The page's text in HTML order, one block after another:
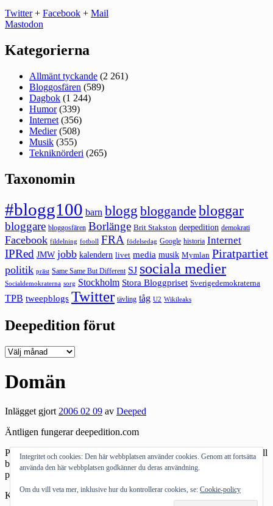
Twitter+ Facebook + Mail
Mastodon
Kategorierna
Allmänt tyckande (2 261)
Bloggosfären (589)
Dagbok (1 244)
Humor(339)
Internet (356)
Medier(508)
Musik (355)
Tekniknörderi (265)
Taxonomin
#blogg100 barn blogg bloggande bloggar
bloggare bloggosfären Borlänge Brit Stakston deepedition demokrati
Facebook fildelning fotboll FRA födelsedag Google historia Internet
IPRed JMW jobb kalendern livet media musik Mymlan Piratpartiet
politik präst Same Same But Different SJ sociala medier
Socialdemokraterna sorg Stockholm Stora Bloggpriset Sverigedemokraterna
TPB tweepblogs Twitter tävling tåg U2 Wikileaks
Deepedition förut
Deepedition
Domän
Inlägget gjort2006 02 09 av Deeped
Äntligen fungerar deepedition.com
På förekommen anledning: det enda som händer är att ni kommer till
blogspot eftersom jag ännu inte lyckats få tid att lösa det lilla
problemet med två bloggar på samma konto hos mitt webbhotell.
Kategorier:Allmänt tyckande
Integritet och cookies: Den här webbplatsen använder cookies. Genom att fortsätta
använda den här webbplatsen godkänner du deras användning.
Om du vill veta mer, inklusive hur du kontrollerar cookies, se: Cookie-policy